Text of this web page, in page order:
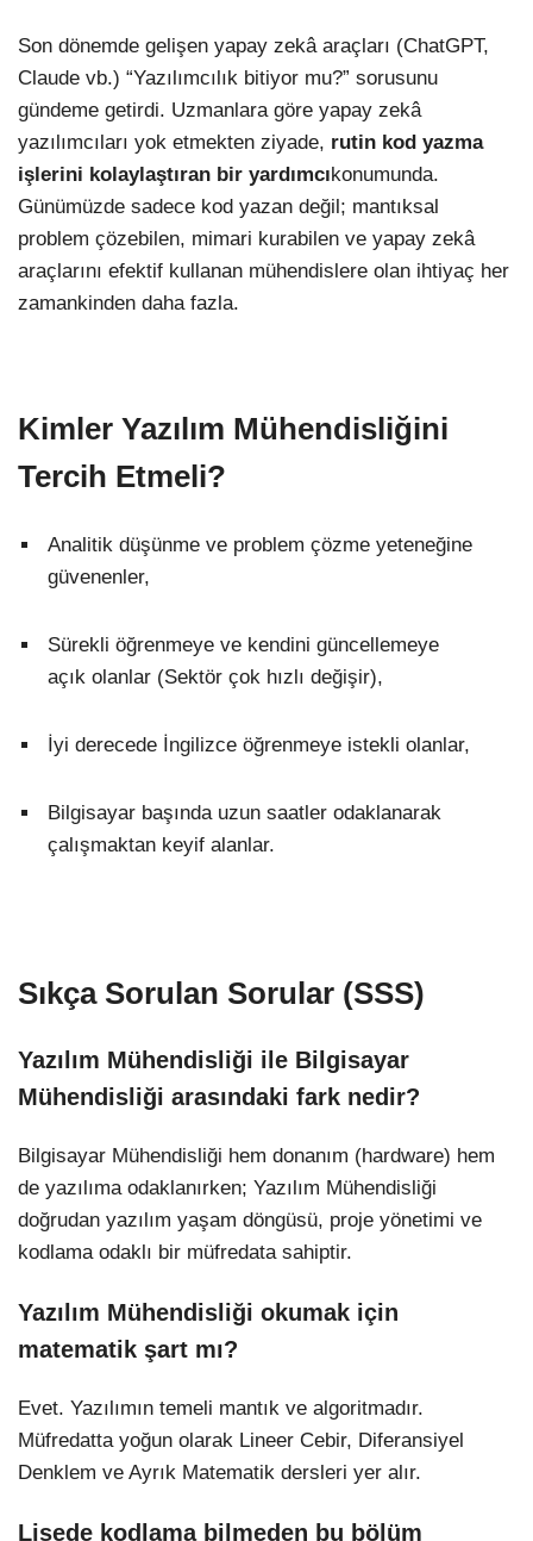
Son dönemde gelişen yapay zekâ araçları (ChatGPT,
Claude vb.) “Yazılımcılık bitiyor mu?” sorusunu
gündeme getirdi. Uzmanlara göre yapay zekâ
yazılımcıları yok etmekten ziyade, rutin kod yazma
işlerini kolaylaştıran bir yardımcıkonumunda.
Günümüzde sadece kod yazan değil; mantıksal
problem çözebilen, mimari kurabilen ve yapay zekâ
araçlarını efektif kullanan mühendislere olan ihtiyaç her
zamankinden daha fazla.
Kimler Yazılım Mühendisliğini
Tercih Etmeli?
Analitik düşünme ve problem çözme yeteneğine
güvenenler,
Sürekli öğrenmeye ve kendini güncellemeye
açık olanlar (Sektör çok hızlı değişir),
İyi derecede İngilizce öğrenmeye istekli olanlar,
Bilgisayar başında uzun saatler odaklanarak
çalışmaktan keyif alanlar.
Sıkça Sorulan Sorular (SSS)
Yazılım Mühendisliği ile Bilgisayar
Mühendisliği arasındaki fark nedir?
Bilgisayar Mühendisliği hem donanım (hardware) hem
de yazılıma odaklanırken; Yazılım Mühendisliği
doğrudan yazılım yaşam döngüsü, proje yönetimi ve
kodlama odaklı bir müfredata sahiptir.
Yazılım Mühendisliği okumak için
matematik şart mı?
Evet. Yazılımın temeli mantık ve algoritmadır.
Müfredatta yoğun olarak Lineer Cebir, Diferansiyel
Denklem ve Ayrık Matematik dersleri yer alır.
Lisede kodlama bilmeden bu bölüm